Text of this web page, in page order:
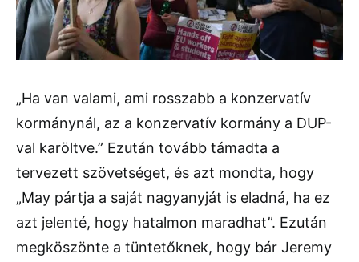
„Ha van valami, ami rosszabb a konzervatív
kormánynál, az a konzervatív kormány a DUP-
val karöltve.” Ezután tovább támadta a
tervezett szövetséget, és azt mondta, hogy
„May pártja a saját nagyanyját is eladná, ha ez
azt jelenté, hogy hatalmon maradhat”. Ezután
megköszönte a tüntetőknek, hogy bár Jeremy